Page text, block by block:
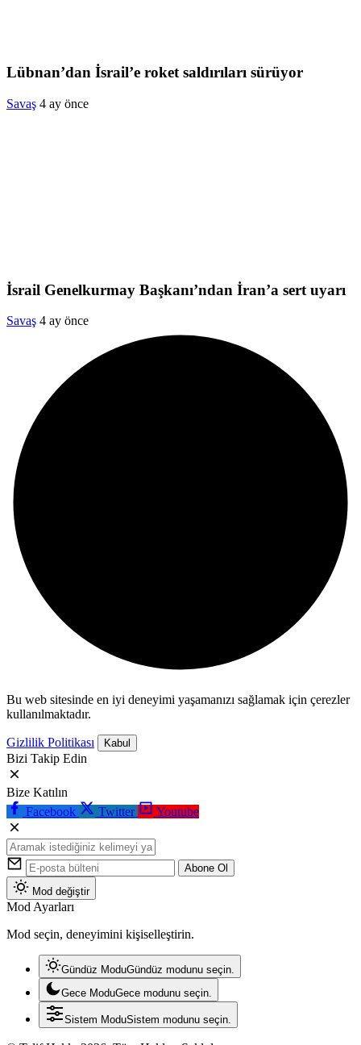
Lübnan’dan İsrail’e roket saldırıları sürüyor
Savaş 4 ay önce
İsrail Genelkurmay Başkanı’ndan İran’a sert uyarı
Savaş 4 ay önce
Bu web sitesinde en iyi deneyimi yaşamanızı sağlamak için çerezler
kullanılmaktadır.
Gizlilik Politikası Kabul
Bizi Takip Edin
Bize Katılın
Facebook
Twitter Youtube
Abone Ol
Mod değiştir
Mod Ayarları
Mod seçin, deneyimini kişiselleştirin.
Gündüz ModuGündüz modunu seçin.
Gece ModuGece modunu seçin.
Sistem ModuSistem modunu seçin.